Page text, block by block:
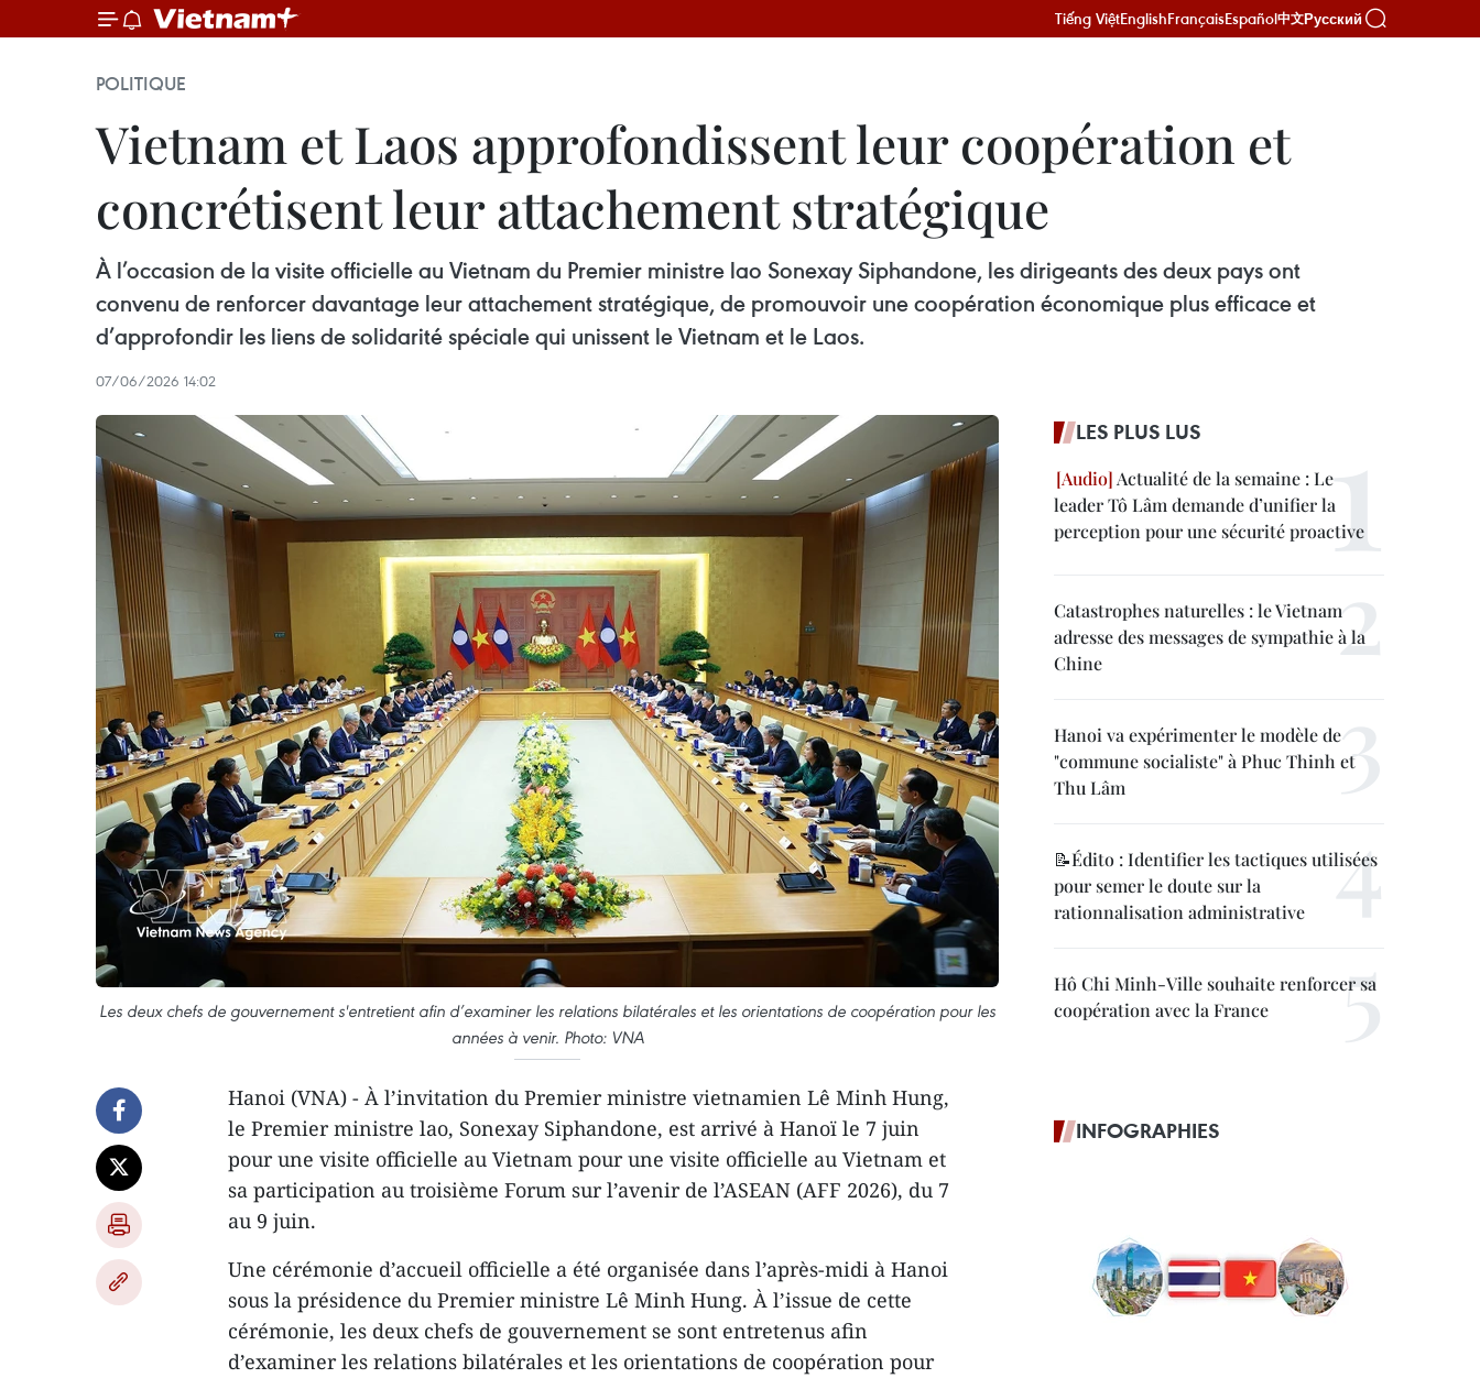
Tiếng ViệtEnglishFrançaisEspañol中文Русский
POLITIQUE
Vietnam et Laos approfondissent leur coopération et
concrétisent leur attachement stratégique
À l’occasion de la visite officielle au Vietnam du Premier ministre lao Sonexay Siphandone, les dirigeants des deux pays ont
convenu de renforcer davantage leur attachement stratégique, de promouvoir une coopération économique plus efficace et
d’approfondir les liens de solidarité spéciale qui unissent le Vietnam et le Laos.
07/06/2026 14:02
Les deux chefs de gouvernement s'entretient afin d’examiner les relations bilatérales et les orientations de coopération pour les
années à venir. Photo: VNA
Hanoi (VNA) - À l’invitation du Premier ministre vietnamien Lê Minh Hung,
le Premier ministre lao, Sonexay Siphandone, est arrivé à Hanoï le 7 juin
pour une visite officielle au Vietnam pour une visite officielle au Vietnam et
sa participation au troisième Forum sur l’avenir de l’ASEAN (AFF 2026), du 7
au 9 juin.
Une cérémonie d’accueil officielle a été organisée dans l’après-midi à Hanoi
sous la présidence du Premier ministre Lê Minh Hung. À l’issue de cette
cérémonie, les deux chefs de gouvernement se sont entretenus afin
d’examiner les relations bilatérales et les orientations de coopération pour
LES PLUS LUS
Actualité de la semaine : Le
leader Tô Lâm demande d’unifier la
perception pour une sécurité proactive
Catastrophes naturelles : le Vietnam
adresse des messages de sympathie à la
Chine
Hanoi va expérimenter le modèle de
"commune socialiste" à Phuc Thinh et
Thu Lâm
📝Édito : Identifier les tactiques utilisées
pour semer le doute sur la
rationnalisation administrative
Hô Chi Minh-Ville souhaite renforcer sa
coopération avec la France
INFOGRAPHIES